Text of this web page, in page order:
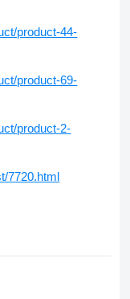
product-44-
product-69-
product-2-
7720.html